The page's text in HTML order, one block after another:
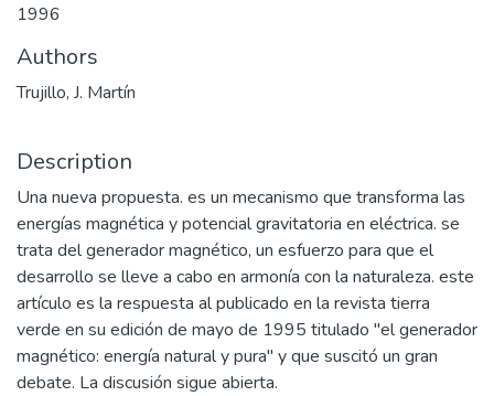
1996
Authors
Trujillo, J. Martín
Description
Una nueva propuesta. es un mecanismo que transforma las
energías magnética y potencial gravitatoria en eléctrica. se
trata del generador magnético, un esfuerzo para que el
desarrollo se lleve a cabo en armonía con la naturaleza. este
artículo es la respuesta al publicado en la revista tierra
verde en su edición de mayo de 1995 titulado "el generador
magnético: energía natural y pura" y que suscitó un gran
debate. La discusión sigue abierta.